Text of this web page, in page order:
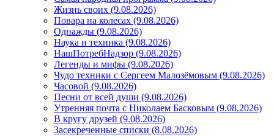
Жизнь своих (9.08.2026)
Повара на колесах (9.08.2026)
Однажды (9.08.2026)
Наука и техника (9.08.2026)
НашПотребНадзор (9.08.2026)
Легенды и мифы (9.08.2026)
Чудо техники с Сергеем Малозёмовым (9.08.2026)
Часовой (9.08.2026)
Песни от всей души (9.08.2026)
Утренняя почта с Николаем Басковым (9.08.2026)
В кругу друзей (9.08.2026)
Засекреченные списки (8.08.2026)